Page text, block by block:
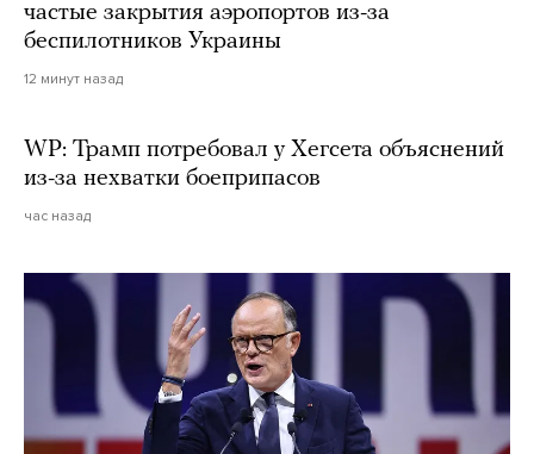
частые закрытия аэропортов из-за
беспилотников Украины
12 минут назад
WP: Трамп потребовал у Хегсета объяснений
из-за нехватки боеприпасов
час назад